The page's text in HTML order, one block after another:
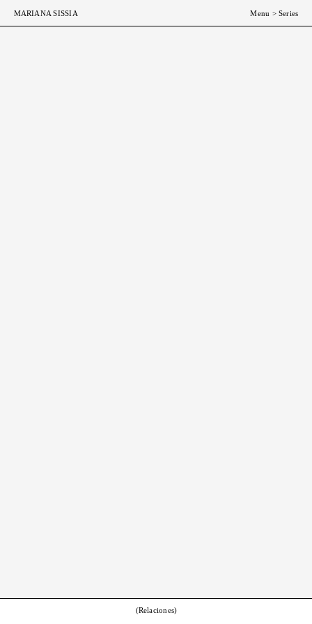
MARIANA SISSIA Menu >Series
ESPENG
(Relaciones)